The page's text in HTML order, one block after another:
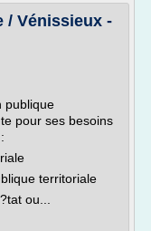
/ Vénissieux -
publique
pour ses besoins
territoriale
ou...